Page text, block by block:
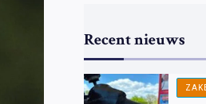
Recent nieuws